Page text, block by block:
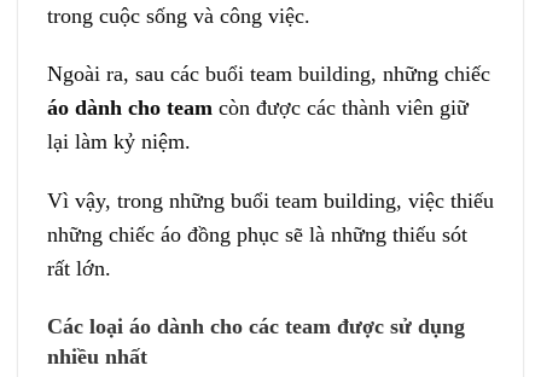
trong cuộc sống và công việc.
Ngoài ra, sau các buổi team building, những chiếc
áo dành cho team còn được các thành viên giữ
lại làm kỷ niệm.
Vì vậy, trong những buổi team building, việc thiếu
những chiếc áo đồng phục sẽ là những thiếu sót
rất lớn.
Các loại áo dành cho các team được sử dụng
nhiều nhất